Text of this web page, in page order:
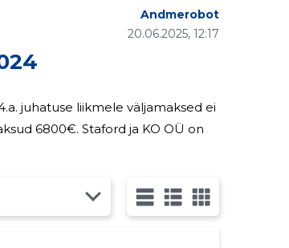
20.06.2025, 12:17
Andmerobot
ja KO OÜ on